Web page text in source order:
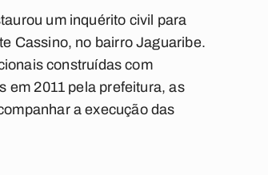
um inquérito civil para
Cassino, no bairro Jaguaribe.
construídas com
em 2011 pela prefeitura, as
a execução das